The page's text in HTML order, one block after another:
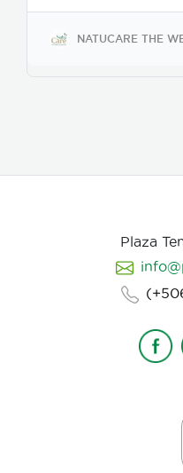
desinfectante para
NATUCARE THE
Plaza